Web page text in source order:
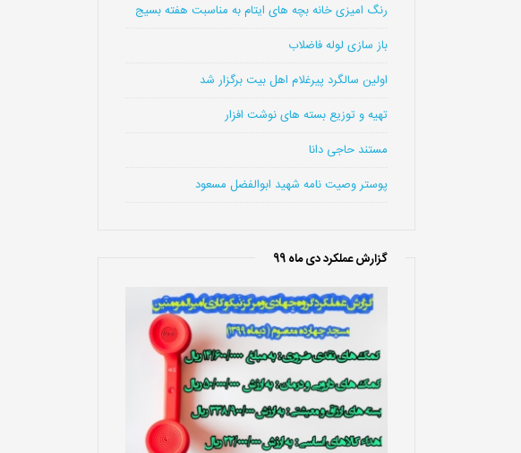
رنگ امیزی خانه بچه های ایتام به مناسبت هفته بسیج
باز سازی لوله فاضلاب
اولین سالگرد پیرغلام اهل بیت برگزار شد
تهیه و توزیع بسته های نوشت افزار
مستند حاجی دانا
پوستر وصیت نامه شهید ابوالفضل مسعود
گزارش عملکرد دی ماه 99